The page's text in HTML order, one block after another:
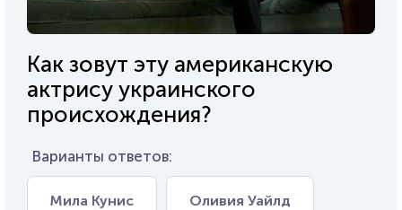
Как зовут эту американскую
актрису украинского
происхождения?
Варианты ответов:
Мила Кунис Оливия Уайлд